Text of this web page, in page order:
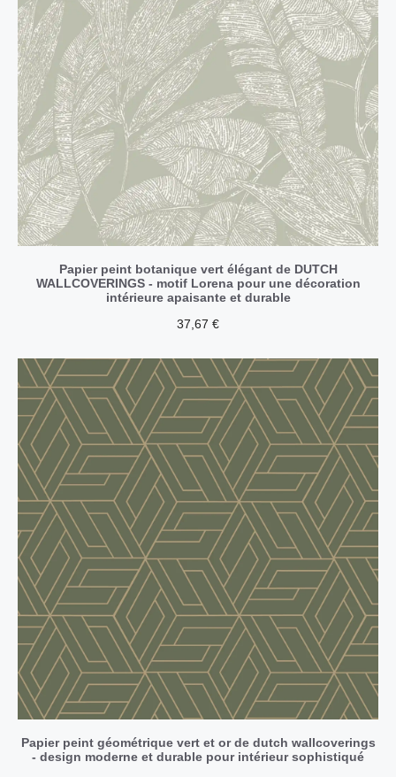
Papier peint botanique vert élégant de DUTCH
WALLCOVERINGS - motif Lorena pour une décoration
intérieure apaisante et durable
37,67 €
Papier peint géométrique vert et or de dutch wallcoverings
- design moderne et durable pour intérieur sophistiqué